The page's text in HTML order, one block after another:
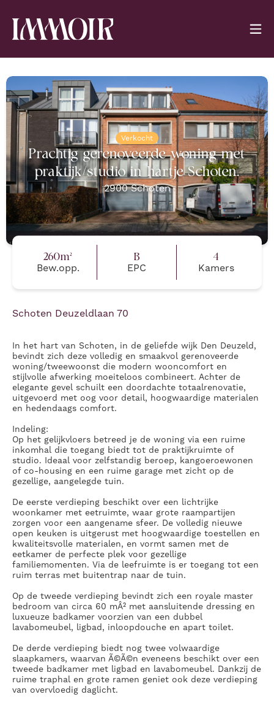
Verkocht
Prachtig gerenoveerde woning met
praktijk/studio in hartje Schoten.
2900 Schoten
260m²
Bew.opp.
B
EPC
4
Kamers
Schoten Deuzeldlaan 70
In het hart van Schoten, in de geliefde wijk Den Deuzeld,
bevindt zich deze volledig en smaakvol gerenoveerde
woning/tweewoonst die modern wooncomfort en
stijlvolle afwerking moeiteloos combineert. Achter de
elegante gevel schuilt een doordachte totaalrenovatie,
uitgevoerd met oog voor detail, hoogwaardige materialen
en hedendaags comfort.
Indeling:
Op het gelijkvloers betreed je de woning via een ruime
inkomhal die toegang biedt tot de praktijkruimte of
studio. Ideaal voor zelfstandig beroep, kangoeroewonen
of co-housing en een ruime garage met zicht op de
gezellige, aangelegde tuin.
De eerste verdieping beschikt over een lichtrijke
woonkamer met eetruimte, waar grote raampartijen
zorgen voor een aangename sfeer. De volledig nieuwe
open keuken is uitgerust met hoogwaardige toestellen en
kwaliteitsvolle materialen, en vormt samen met de
eetkamer de perfecte plek voor gezellige
familiemomenten. Via de leefruimte is er toegang tot een
ruim terras met buitentrap naar de tuin.
Op de tweede verdieping bevindt zich een royale master
bedroom van circa 60 mÂ² met aansluitende dressing en
luxueuze badkamer voorzien van een dubbel
lavabomeubel, ligbad, inloopdouche en apart toilet.
De derde verdieping biedt nog twee volwaardige
slaapkamers, waarvan Ã©Ã©n eveneens beschikt over een
tweede badkamer met ligbad en lavabomeubel. Dankzij de
ruime traphal en grote ramen geniet ook deze verdieping
van overvloedig daglicht.